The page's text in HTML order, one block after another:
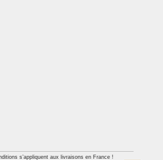
s’appliquent aux livraisons en France !